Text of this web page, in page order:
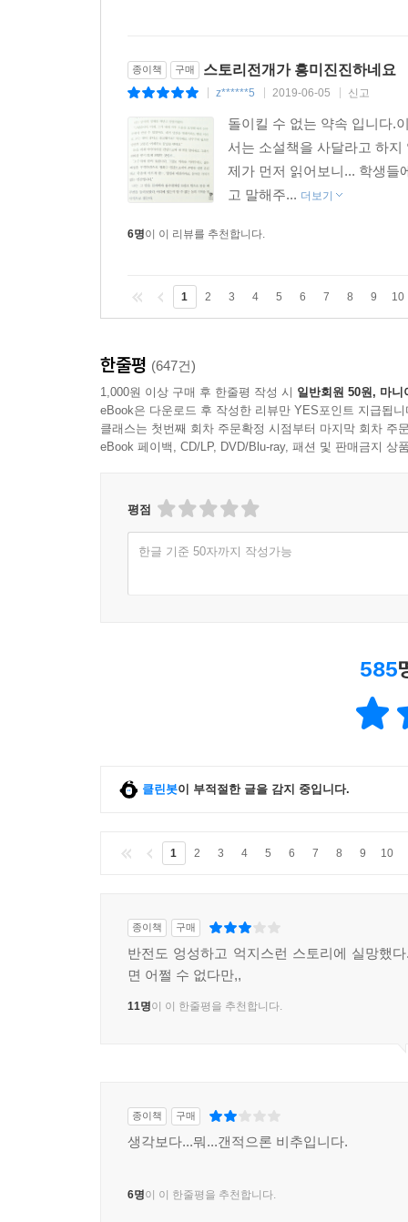
종이책 구매 스토리전개가 흥미진진하네요
z******5 2019-06-05 신고
돌이킬 수 없는 약속 입니다.
서는 소설책을 사달라고 하
제가 먼저 읽어보니... 학생들
고 말해주... 더보기
6명이 이 리뷰를 추천합니다.
1 2 3 4 5 6 7 8 9 10
한줄평 (647건)
1,000원 이상 구매 후 한줄평 작성 시 일반회원 50원, 마니
eBook은 다운로드 후 작성한 리뷰만 YES포인트 지급됩니
클래스는 첫번째 회차 주문확정 시점부터 마지막 회차 주
eBook 페이백, CD/LP, DVD/Blu-ray, 패션 및 판매금지 상
평점
한글 기준 50자까지 작성가능
585
클린봇이 부적절한 글을 감지 중입니다.
1 2 3 4 5 6 7 8 9 10
종이책 구매
반전도 엉성하고 억지스런 스토리에 실망했
면 어쩔 수 없다만,,
11명이 이 한줄평을 추천합니다.
종이책 구매
생각보다...뭐...갠적으론 비추입니다.
6명이 이 한줄평을 추천합니다.